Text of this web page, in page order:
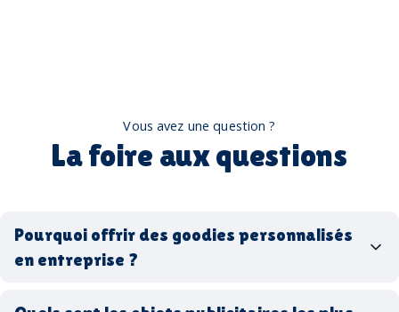
Vous avez une question ?
La foire aux questions
Pourquoi offrir des goodies personnalisés
en entreprise ?